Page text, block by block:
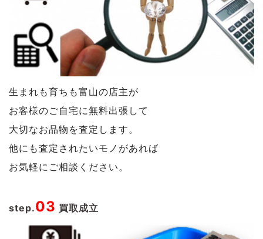
生まれも育ちも富山の店主が
お客様のご自宅に無料出張して
大切なお品物を査定します。
他にも査定されたいモノがあれば
お気軽にご相談ください。
step.03 買取成立